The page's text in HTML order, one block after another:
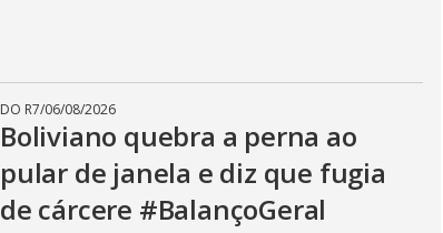
DO R7/06/08/2026
Boliviano quebra a perna ao
pular de janela e diz que fugia
de cárcere #BalançoGeral